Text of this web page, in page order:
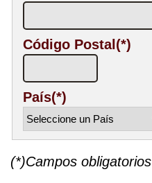
Código Postal(*)
País(*)
(*)Campos obligatorios